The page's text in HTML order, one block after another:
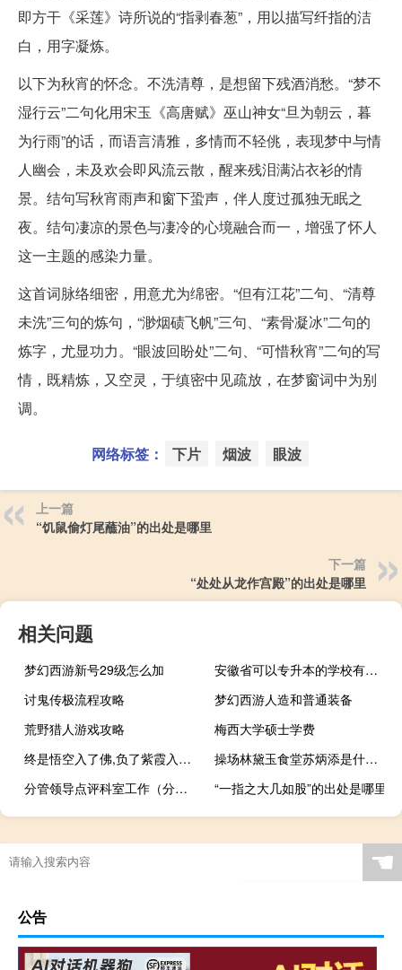
即方干《采莲》诗所说的“指剥春葱”，用以描写纤指的洁
白，用字凝炼。
以下为秋宵的怀念。不洗清尊，是想留下残酒消愁。“梦不
湿行云”二句化用宋玉《高唐赋》巫山神女“旦为朝云，暮
为行雨”的话，而语言清雅，多情而不轻佻，表现梦中与情
人幽会，未及欢会即风流云散，醒来残泪满沾衣衫的情
景。结句写秋宵雨声和窗下蛩声，伴人度过孤独无眠之
夜。结句凄凉的景色与凄冷的心境融合而一，增强了怀人
这一主题的感染力量。
这首词脉络细密，用意尤为绵密。“但有江花”二句、“清尊
未洗”三句的炼句，“渺烟碛飞帆”三句、“素骨凝冰”二句的
炼字，尤显功力。“眼波回盼处”二句、“可惜秋宵”二句的写
情，既精炼，又空灵，于缜密中见疏放，在梦窗词中为别
调。
网络标签： 下片 烟波 眼波
上一篇
“饥鼠偷灯尾蘸油”的出处是哪里
下一篇
“处处从龙作宫殿”的出处是哪里
相关问题
梦幻西游新号29级怎么加
安徽省可以专升本的学校有哪些
讨鬼传极流程攻略
梦幻西游人造和普通装备
荒野猎人游戏攻略
梅西大学硕士学费
终是悟空入了佛,负了紫霞入了魔什么意思
操场林黛玉食堂苏炳添是什么梗什么梗
分管领导点评科室工作（分管领导点评科室工作）
“一指之大几如股”的出处是哪里
☚
公告